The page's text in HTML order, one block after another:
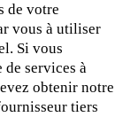
de votre
vous à utiliser
Si vous
services à
obtenir notre
tiers